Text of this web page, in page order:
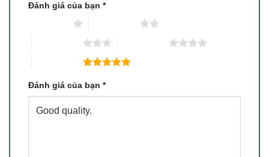
Đánh giá của bạn *
Đánh giá của bạn *